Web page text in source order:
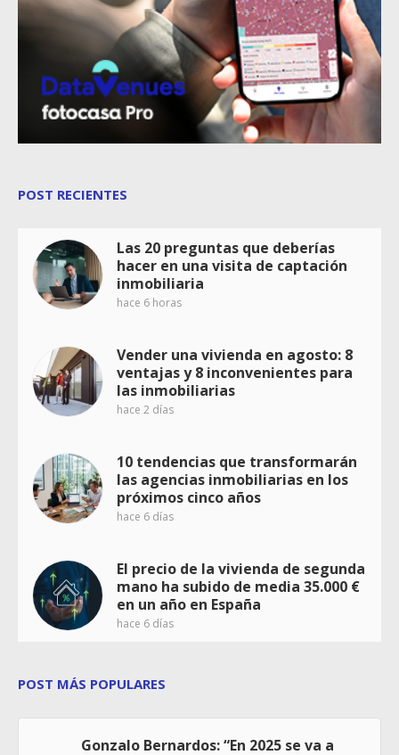
POST RECIENTES
Las 20 preguntas que deberías
hacer en una visita de captación
inmobiliaria
hace 6 horas
Vender una vivienda en agosto: 8
ventajas y 8 inconvenientes para
las inmobiliarias
hace 2 días
10 tendencias que transformarán
las agencias inmobiliarias en los
próximos cinco años
hace 6 días
El precio de la vivienda de segunda
mano ha subido de media 35.000 €
en un año en España
hace 6 días
POST MÁS POPULARES
Gonzalo Bernardos: “En 2025 se va a